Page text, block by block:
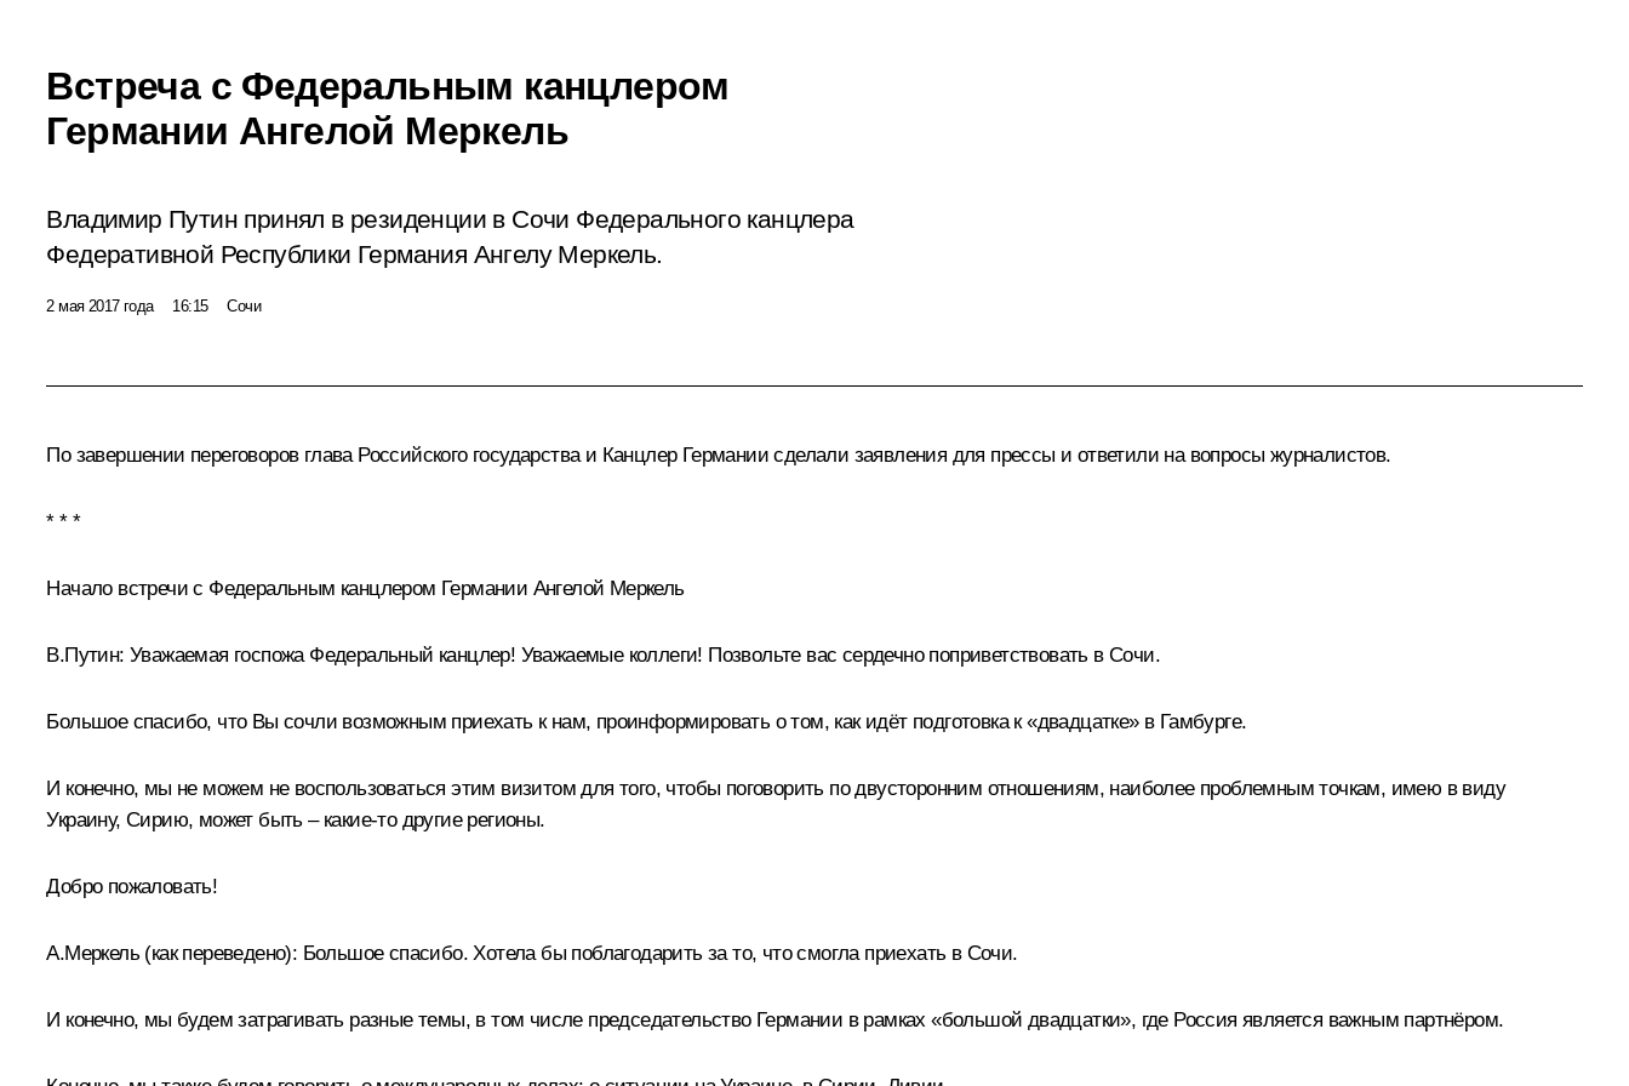
Встреча с Федеральным канцлером
Германии Ангелой Меркель
Владимир Путин принял в резиденции в Сочи Федерального канцлера
Федеративной Республики Германия Ангелу Меркель.
2 мая 2017 года 16:15 Сочи
По завершении переговоров глава Российского государства и Канцлер Германии сделали заявления для прессы и ответили на вопросы журналистов.
* * *
Начало встречи с Федеральным канцлером Германии Ангелой Меркель
В.Путин: Уважаемая госпожа Федеральный канцлер! Уважаемые коллеги! Позвольте вас сердечно поприветствовать в Сочи.
Большое спасибо, что Вы сочли возможным приехать к нам, проинформировать о том, как идёт подготовка к«двадцатке»в Гамбурге.
И конечно, мы не можем не воспользоваться этим визитом для того, чтобы поговорить по двусторонним отношениям, наиболее проблемным точкам, имею в виду
Украину, Сирию, может быть – какие-то другие регионы.
Добро пожаловать!
А.Меркель (как переведено): Большое спасибо. Хотела бы поблагодарить за то, что смогла приехать в Сочи.
И конечно, мы будем затрагивать разные темы, в том числе председательство Германии в рамках «большой двадцатки», где Россия является важным партнёром.